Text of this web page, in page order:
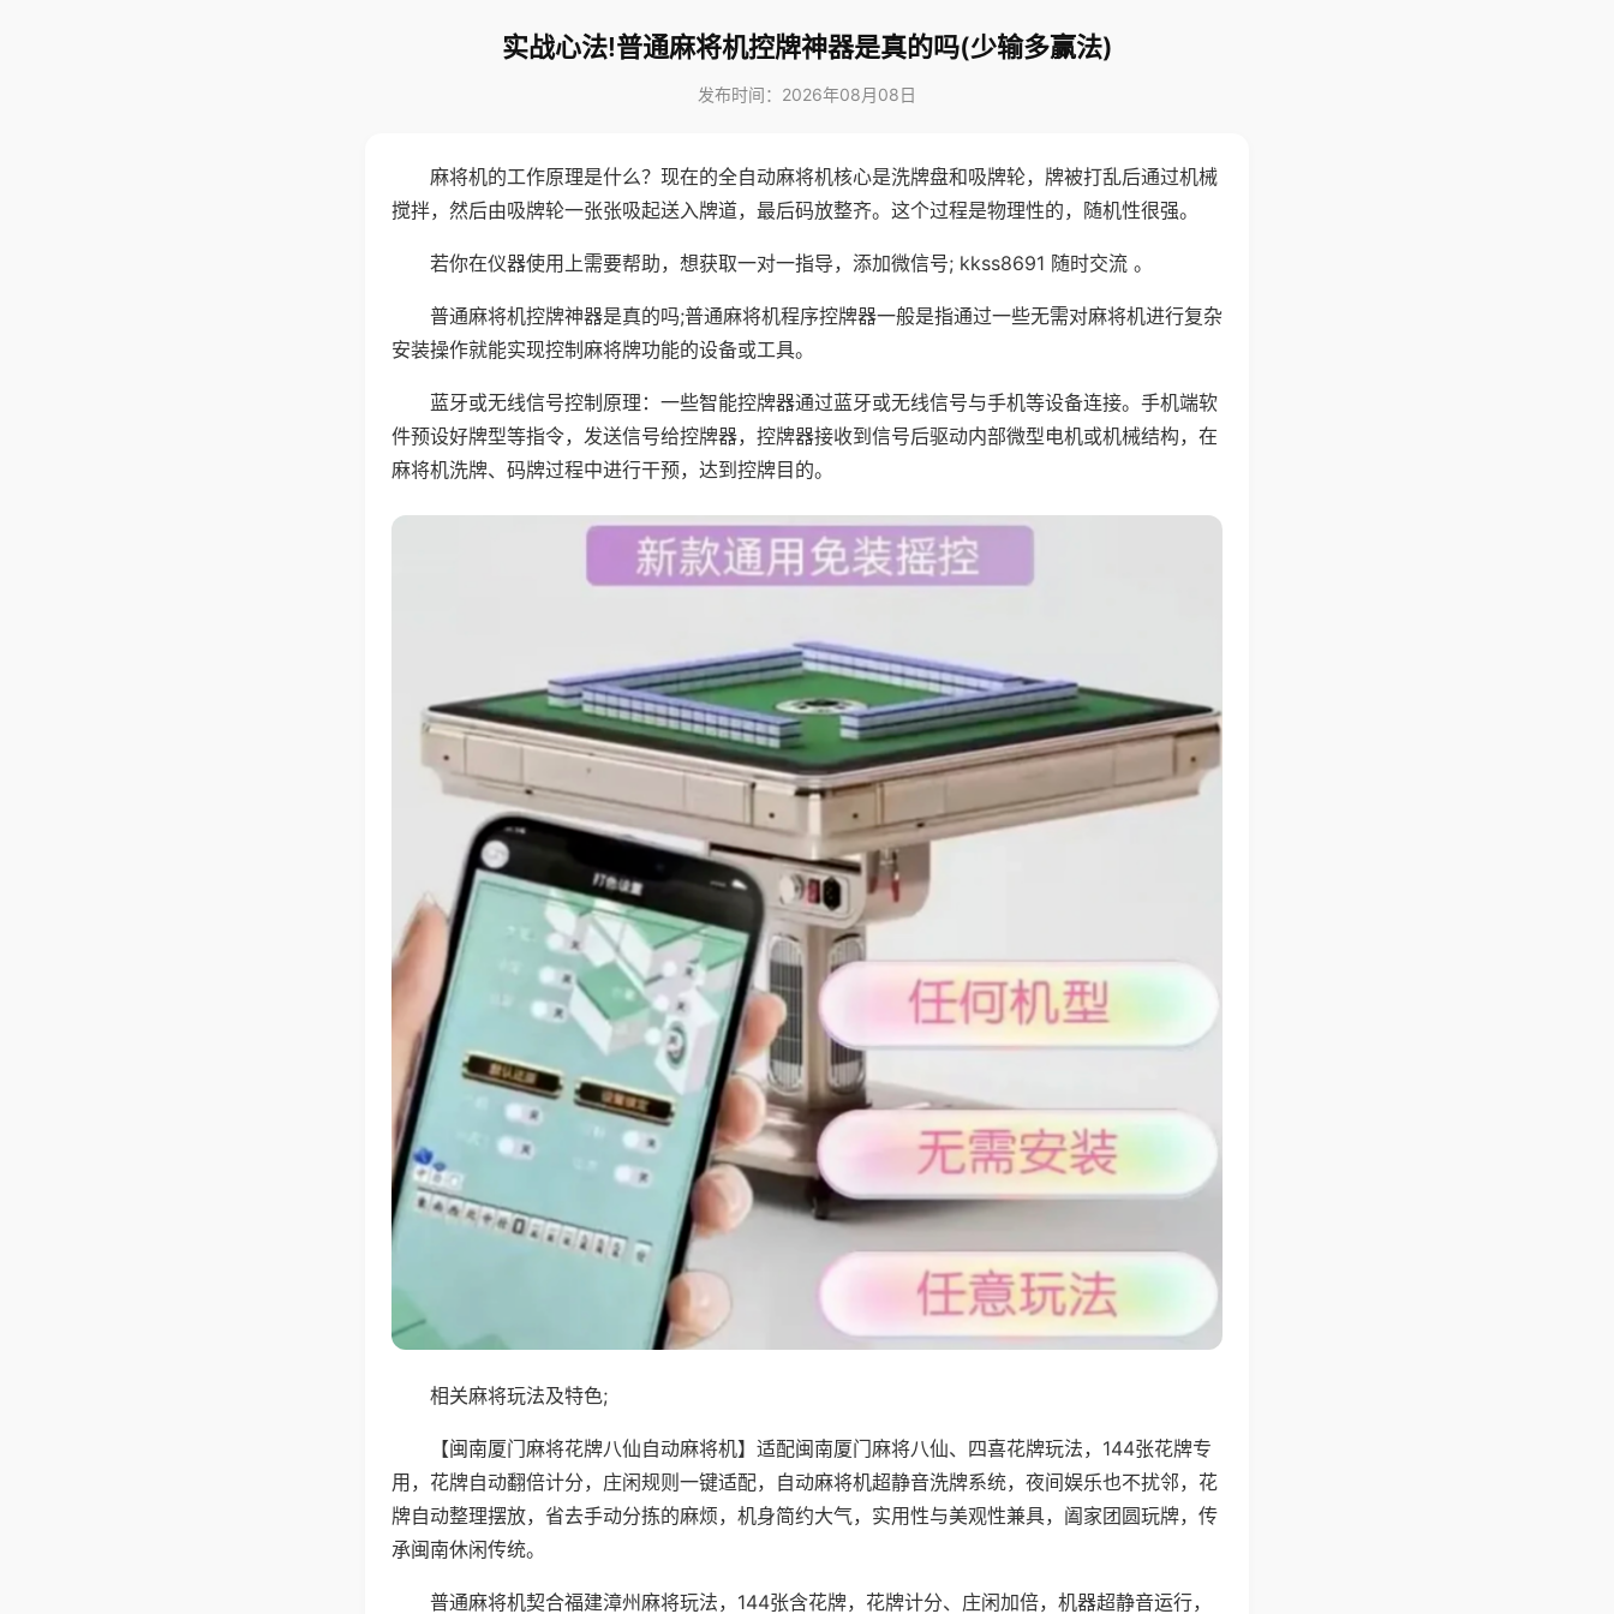
实战心法!普通麻将机控牌神器是真的吗(少输多赢法)
发布时间：2026年08月08日
麻将机的工作原理是什么？现在的全自动麻将机核心是洗牌盘和吸牌轮，牌被打乱后通过机械
搅拌，然后由吸牌轮一张张吸起送入牌道，最后码放整齐。这个过程是物理性的，随机性很强。
若你在仪器使用上需要帮助，想获取一对一指导，添加微信号; kkss8691 随时交流 。
普通麻将机控牌神器是真的吗;普通麻将机程序控牌器一般是指通过一些无需对麻将机进行复杂
安装操作就能实现控制麻将牌功能的设备或工具。
蓝牙或无线信号控制原理：一些智能控牌器通过蓝牙或无线信号与手机等设备连接。手机端软
件预设好牌型等指令，发送信号给控牌器，控牌器接收到信号后驱动内部微型电机或机械结构，在
麻将机洗牌、码牌过程中进行干预，达到控牌目的。
相关麻将玩法及特色;
【闽南厦门麻将花牌八仙自动麻将机】适配闽南厦门麻将八仙、四喜花牌玩法，144张花牌专
用，花牌自动翻倍计分，庄闲规则一键适配，自动麻将机超静音洗牌系统，夜间娱乐也不扰邻，花
牌自动整理摆放，省去手动分拣的麻烦，机身简约大气，实用性与美观性兼具，阖家团圆玩牌，传
承闽南休闲传统。
普通麻将机契合福建漳州麻将玩法，144张含花牌，花牌计分、庄闲加倍，机器超静音运行，